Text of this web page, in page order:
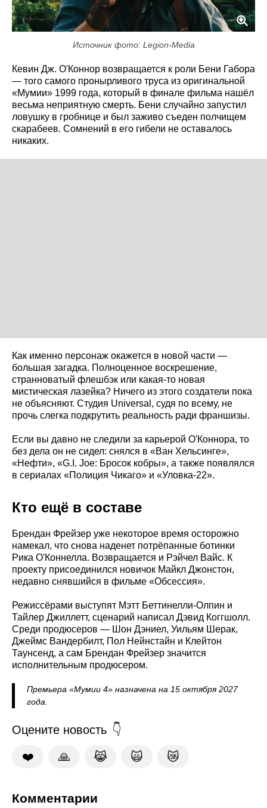
Источник фото: Legion-Media
Кевин Дж. О'Коннор возвращается к роли Бени Габора
— того самого пронырливого труса из оригинальной
«Мумии» 1999 года, который в финале фильма нашёл
весьма неприятную смерть. Бени случайно запустил
ловушку в гробнице и был заживо съеден полчищем
скарабеев. Сомнений в его гибели не оставалось
никаких.
Как именно персонаж окажется в новой части —
большая загадка. Полноценное воскрешение,
странноватый флешбэк или какая-то новая
мистическая лазейка? Ничего из этого создатели пока
не объясняют. Студия Universal, судя по всему, не
прочь слегка подкрутить реальность ради франшизы.
Если вы давно не следили за карьерой О'Коннора, то
без дела он не сидел: снялся в «Ван Хельсинге»,
«Нефти», «G.I. Joe: Бросок кобры», а также появлялся
в сериалах «Полиция Чикаго» и «Уловка-22».
Кто ещё в составе
Брендан Фрейзер уже некоторое время осторожно
намекал, что снова наденет потрёпанные ботинки
Рика О'Коннелла. Возвращается и Рэйчел Вайс. К
проекту присоединился новичок Майкл Джонстон,
недавно снявшийся в фильме «Обсессия».
Режиссёрами выступят Мэтт Беттинелли-Олпин и
Тайлер Джиллетт, сценарий написал Дэвид Коггшолл.
Среди продюсеров — Шон Дэниел, Уильям Шерак,
Джеймс Вандербилт, Пол Нейнстайн и Клейтон
Таунсенд, а сам Брендан Фрейзер значится
исполнительным продюсером.
Премьера «Мумии 4» назначена на 15 октября 2027
года.
Оцените новость
❤️ 🙏 😹 🙀 😿
Комментарии